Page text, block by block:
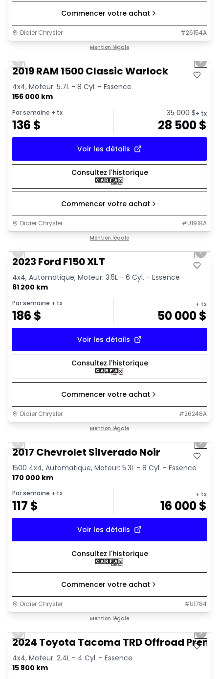
Commencer votre achat
Didier Chrysler #26154A
Mention légale
Previous slide Next
2019 RAM 1500 Classic Warlock
4x4, Moteur: 5.7L - 8 Cyl. - Essence
156 000 km
Par semaine + tx
136 $
35 000$+ tx
28 500$
Voir les détails
Consultez l'historique
Commencer votre achat
Didier Chrysler #U1918A
Mention légale
Previous slide Next
2023 Ford F150 XLT
4x4, Automatique, Moteur: 3.5L - 6 Cyl. - Essence
61 200 km
Par semaine + tx
186 $
+ tx
50 000$
Voir les détails
Consultez l'historique
Commencer votre achat
Didier Chrysler #26248A
Mention légale
Previous slide Next
2017 Chevrolet Silverado Noir
1500 4x4, Automatique, Moteur: 5.3L - 8 Cyl. - Essence
170 000 km
Par semaine + tx
117 $
+ tx
16 000$
Voir les détails
Consultez l'historique
Commencer votre achat
Didier Chrysler #U1784
Mention légale
Previous slide Next
2024 Toyota Tacoma TRD Offroad
4x4, Moteur: 2.4L - 4 Cyl. - Essence
15 800 km